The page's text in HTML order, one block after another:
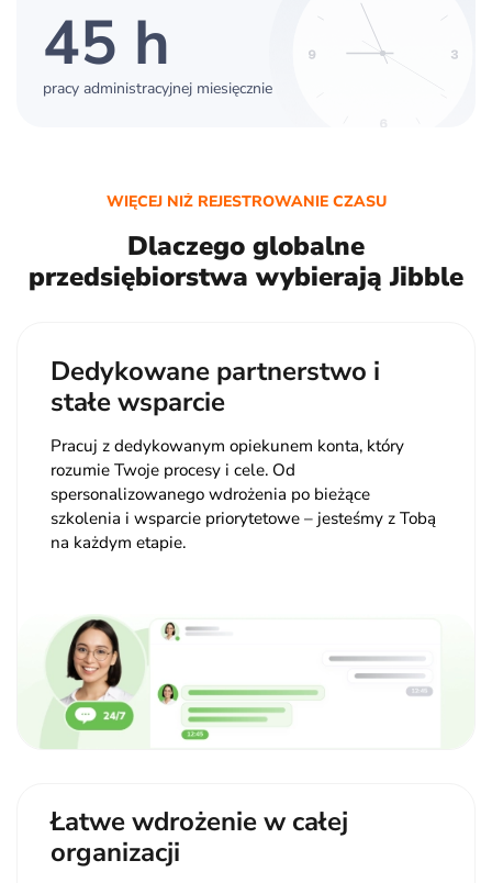
45 h
pracy administracyjnej miesięcznie
WIĘCEJ NIŻ REJESTROWANIE CZASU
Dlaczego globalne
przedsiębiorstwa wybierają Jibble
Dedykowane partnerstwo i
stałe wsparcie
Pracuj z dedykowanym opiekunem konta, który
rozumie Twoje procesy i cele. Od
spersonalizowanego wdrożenia po bieżące
szkolenia i wsparcie priorytetowe – jesteśmy z Tobą
na każdym etapie.
Łatwe wdrożenie w całej
organizacji